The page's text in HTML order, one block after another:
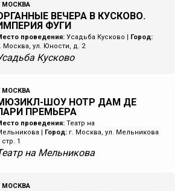
МОСКВА
ВЕЧЕРА В КУСКОВО.
ФУГИ
проведения: Усадьба Кусково
Город:
Москва, ул. Юности, д. 2
Кусково
МОСКВА
ШОУ НОТР ДАМ ДЕ
ПРЕМЬЕРА
проведения: Театр на
Город: г. Москва, ул. Мельникова
стр. 1
на Мельникова
МОСКВА